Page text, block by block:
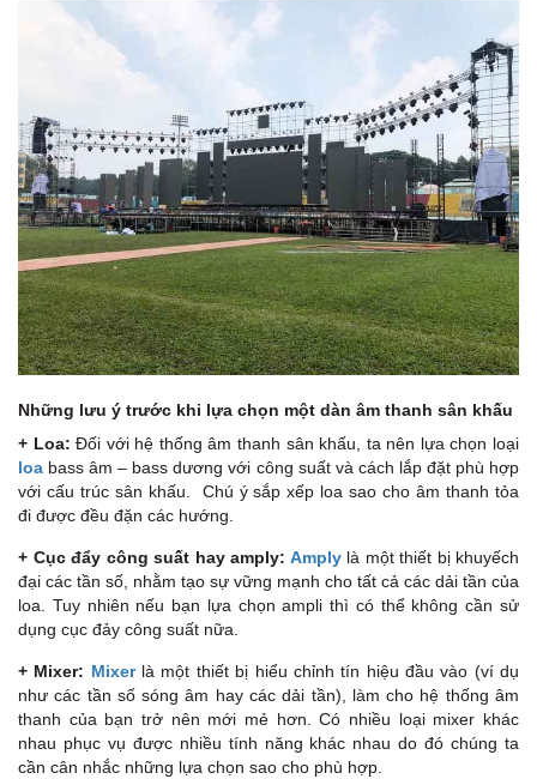
Những lưu ý trước khi lựa chọn một dàn âm thanh sân khấu
+ Loa: Đối với hệ thống âm thanh sân khấu, ta nên lựa chọn loại
loa bass âm – bass dương với công suất và cách lắp đặt phù hợp
với cấu trúc sân khấu. Chú ý sắp xếp loa sao cho âm thanh tỏa
đi được đều đặn các hướng.
+ Cục đẩy công suất hay amply: Amplylà một thiết bị khuyếch
đại các tần số, nhằm tạo sự vững mạnh cho tất cả các dải tần của
loa. Tuy nhiên nếu bạn lựa chọn ampli thì có thể không cần sử
dụng cục đảy công suất nữa.
+ Mixer: Mixerlà một thiết bị hiểu chỉnh tín hiệu đầu vào (ví dụ
như các tần số sóng âm hay các dải tần), làm cho hệ thống âm
thanh của bạn trở nên mới mẻ hơn. Có nhiều loại mixer khác
nhau phục vụ được nhiều tính năng khác nhau do đó chúng ta
cần cân nhắc những lựa chọn sao cho phù hợp.